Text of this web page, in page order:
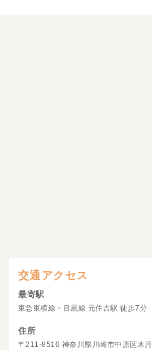
交通アクセス
最寄駅
東急東横線・目黒線 元住吉駅 徒歩7分
住所
〒211-8510 神奈川県川崎市中原区木